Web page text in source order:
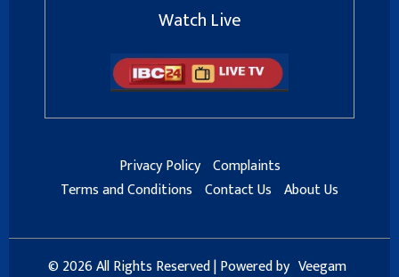
Watch Live
Privacy Policy Complaints
Terms and Conditions Contact Us About Us
© 2026 All Rights Reserved | Powered by Veegam